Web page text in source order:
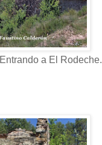
Entrando a El Rodeche.